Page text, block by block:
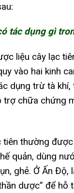
tác dụng gì
liệu cây lạc
vào hai kinh
dụng trừ tà khí,
trợ chữa chứng
tiên thường
quản, dùng
ghẻ. Ở Ấn Độ,
dược” để hỗ